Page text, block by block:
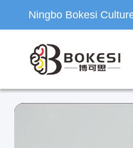
Ningbo Bokesi